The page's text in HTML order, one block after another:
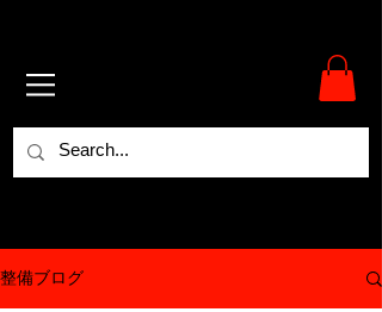
整備ブログ